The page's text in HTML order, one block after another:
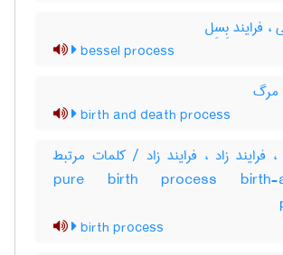
، فرایند بِسِل
bessel process
مرگ
birth and death process
، فرایند زاد ، فرایند زاد / کلمات مرتبط
pure birth process birth-
birth process